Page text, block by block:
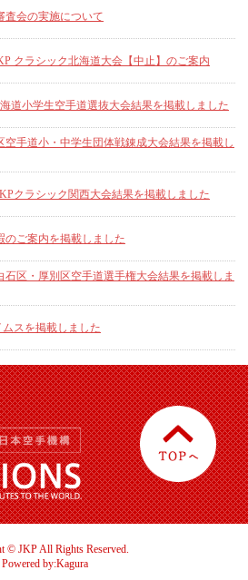
査会の実施について
クラシック北海道大会【中止】のご案内
道小学生空手道選抜大会結果を掲載しました
空手道小・中学生団体戦錬成大会結果を掲載し
クラシック関西大会結果を掲載しました
のご案内を掲載しました
石区・厚別区空手道選手権大会結果を掲載しま
ムスを掲載しました
© JKP All Rights Reserved.
Powered by:Kagura